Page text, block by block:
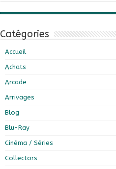
Catégories
Accueil
Achats
Arcade
Arrivages
Blog
Blu-Ray
Cinéma / Séries
Collectors